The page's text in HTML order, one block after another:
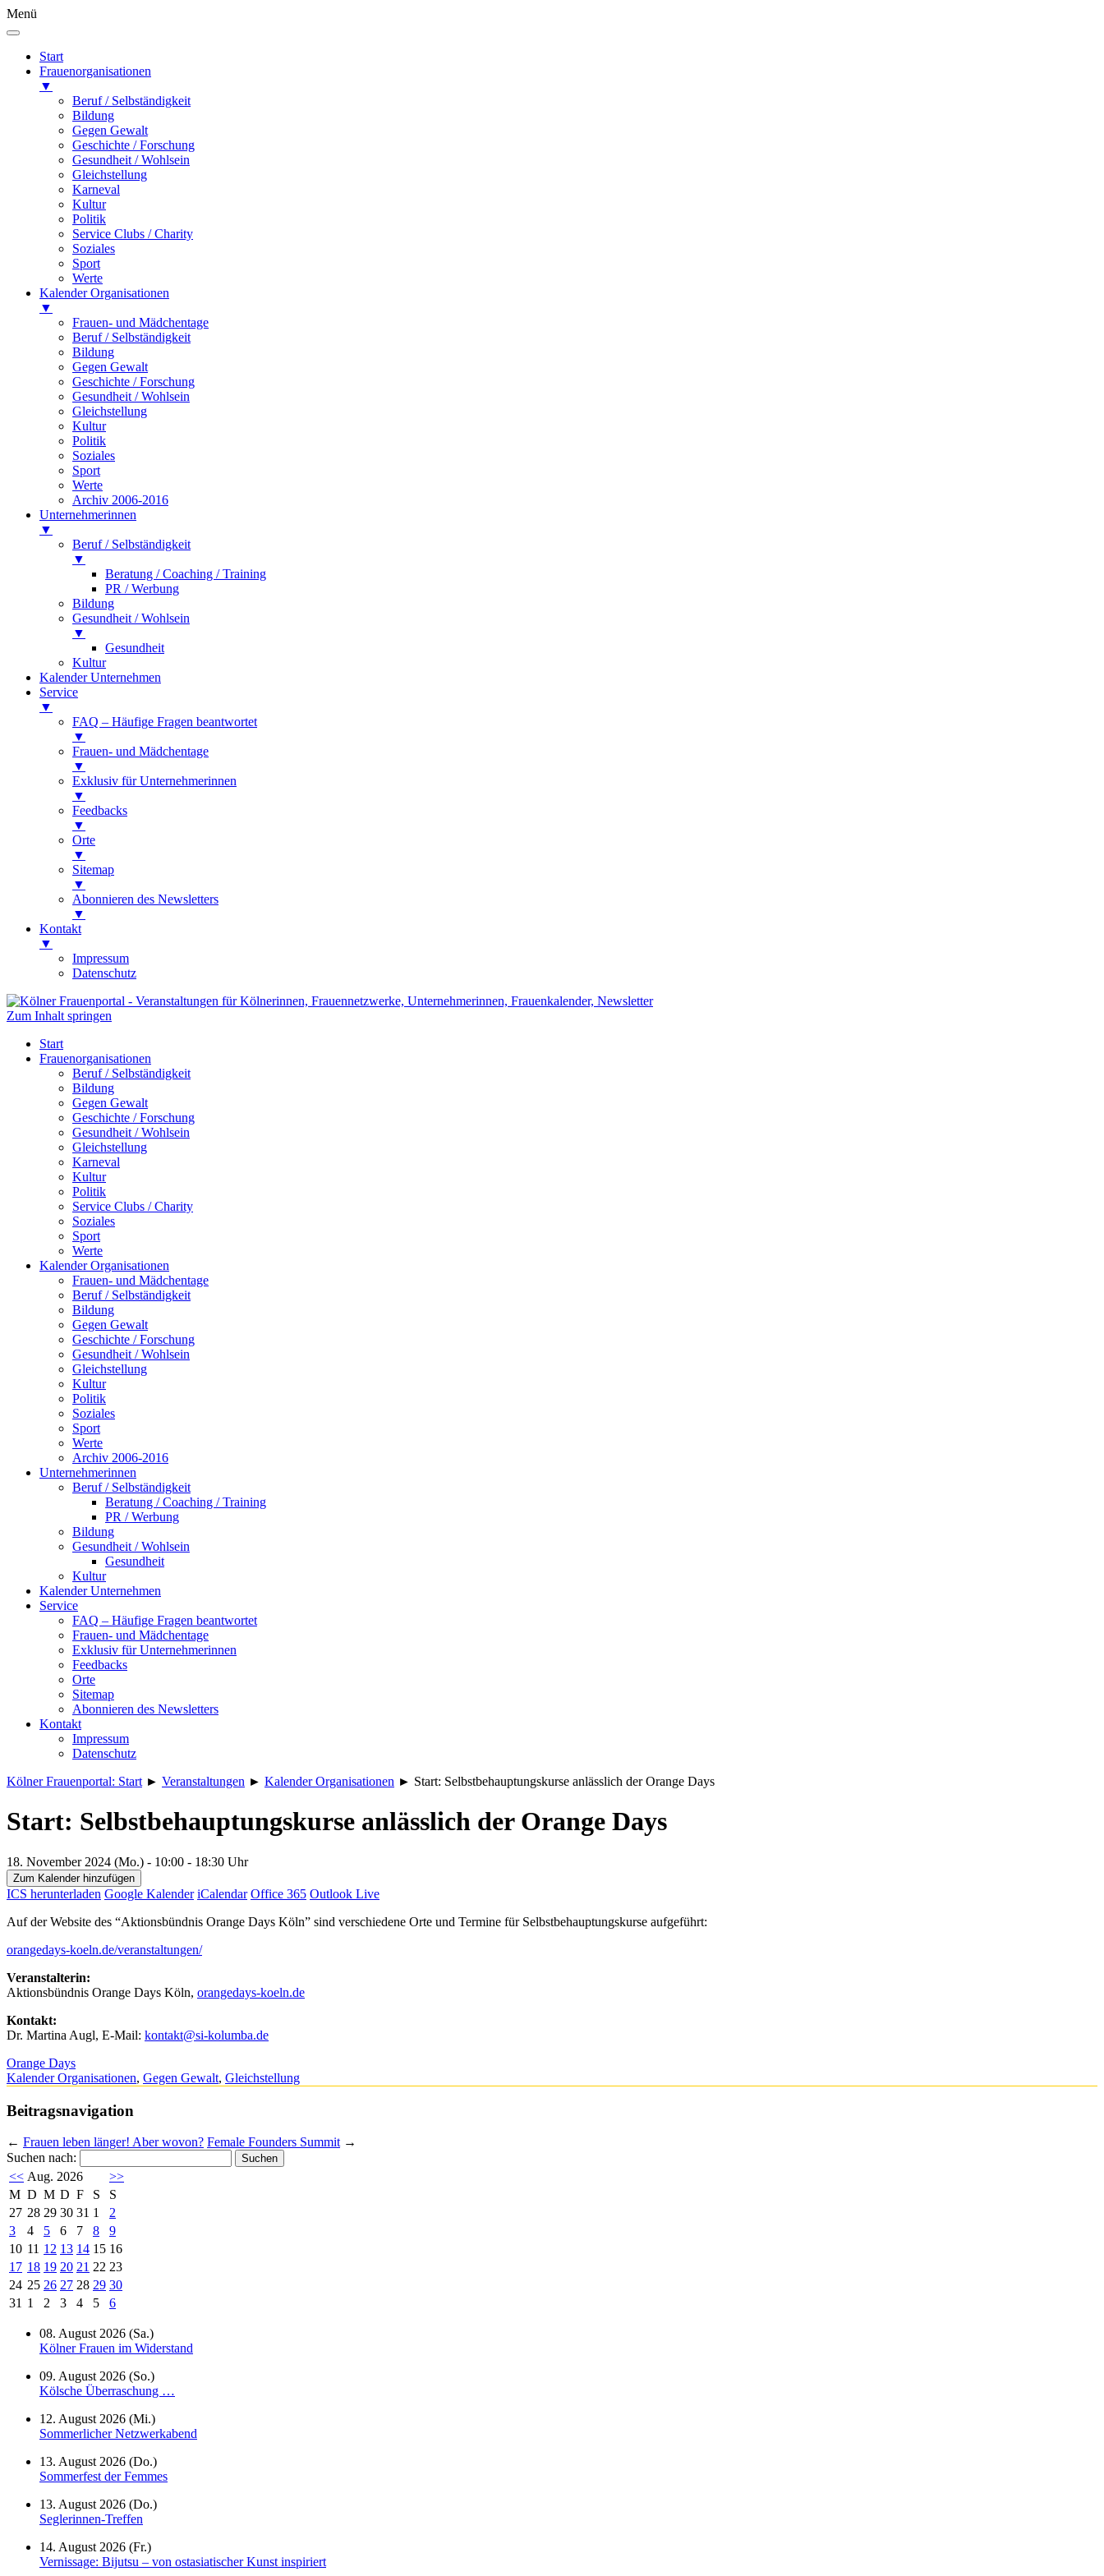
Menü
Start
Frauenorganisationen
▼
Beruf / Selbständigkeit
Bildung
Gegen Gewalt
Geschichte / Forschung
Gesundheit / Wohlsein
Gleichstellung
Karneval
Kultur
Politik
Service Clubs / Charity
Soziales
Sport
Werte
Kalender Organisationen
▼
Frauen- und Mädchentage
Beruf / Selbständigkeit
Bildung
Gegen Gewalt
Geschichte / Forschung
Gesundheit / Wohlsein
Gleichstellung
Kultur
Politik
Soziales
Sport
Werte
Archiv 2006-2016
Unternehmerinnen
▼
Beruf / Selbständigkeit
▼
Beratung / Coaching / Training
PR / Werbung
Bildung
Gesundheit / Wohlsein
▼
Gesundheit
Kultur
Kalender Unternehmen
Service
▼
FAQ – Häufige Fragen beantwortet
▼
Frauen- und Mädchentage
▼
Exklusiv für Unternehmerinnen
▼
Feedbacks
▼
Orte
▼
Sitemap
▼
Abonnieren des Newsletters
▼
Kontakt
▼
Impressum
Datenschutz
Kölner Frauenportal
Veranstaltungen für Kölnerinnen, Frauennetzwerke, Unternehmerinnen, Frauenkalender, Newsletter
Zum Inhalt springen
Start
Frauenorganisationen
Beruf / Selbständigkeit
Bildung
Gegen Gewalt
Geschichte / Forschung
Gesundheit / Wohlsein
Gleichstellung
Karneval
Kultur
Politik
Service Clubs / Charity
Soziales
Sport
Werte
Kalender Organisationen
Frauen- und Mädchentage
Beruf / Selbständigkeit
Bildung
Gegen Gewalt
Geschichte / Forschung
Gesundheit / Wohlsein
Gleichstellung
Kultur
Politik
Soziales
Sport
Werte
Archiv 2006-2016
Unternehmerinnen
Beruf / Selbständigkeit
Beratung / Coaching / Training
PR / Werbung
Bildung
Gesundheit / Wohlsein
Gesundheit
Kultur
Kalender Unternehmen
Service
FAQ – Häufige Fragen beantwortet
Frauen- und Mädchentage
Exklusiv für Unternehmerinnen
Feedbacks
Orte
Sitemap
Abonnieren des Newsletters
Kontakt
Impressum
Datenschutz
Kölner Frauenportal: Start ► Veranstaltungen ► Kalender Organisationen ► Start: Selbstbehauptungskurse anlässlich der Orange Days
Start: Selbstbehauptungskurse anlässlich der Orange Days
18. November 2024 (Mo.) - 10:00 - 18:30 Uhr
Zum Kalender hinzufügen
ICS herunterladen Google Kalender iCalendar Office 365 Outlook Live
Auf der Website des “Aktionsbündnis Orange Days Köln” sind verschiedene Orte und Termine für Selbstbehauptungskurse aufgeführt:
orangedays-koeln.de/veranstaltungen/
Veranstalterin:
Aktionsbündnis Orange Days Köln, orangedays-koeln.de
Kontakt:
Dr. Martina Augl, E-Mail: kontakt@si-kolumba.de
Orange Days
Kalender Organisationen, Gegen Gewalt, Gleichstellung
Beitragsnavigation
← Frauen leben länger! Aber wovon? Female Founders Summit →
Suchen nach:
<< Aug. 2026
>>
M D M D F S
S
27 28 29 30 31 1
2
3
4 5 6 7 8
9
10 11 12 13 14 15 16
17 18 19 20 21 22 23
24 25 26 27 28 29 30
31 1 2 3 4 5 6
08. August 2026 (Sa.)
Kölner Frauen im Widerstand
09. August 2026 (So.)
Kölsche Überraschung …
12. August 2026 (Mi.)
Sommerlicher Netzwerkabend
13. August 2026 (Do.)
Sommerfest der Femmes
13. August 2026 (Do.)
Seglerinnen-Treffen
14. August 2026 (Fr.)
Vernissage: Bijutsu – von ostasiatischer Kunst inspiriert